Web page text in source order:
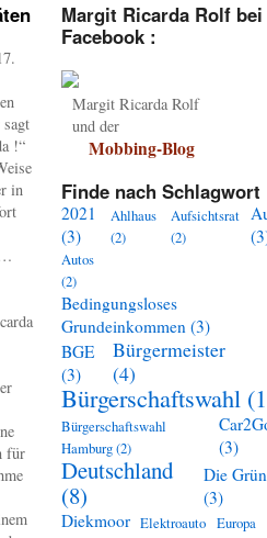
!“
in
für
Margit Ricarda Rolf bei
Facebook :
Margit Ricarda Rolf
und der
Mobbing-Blog
Finde nach Schlagwort
2021
(3)
Ahlhaus
(2)
Aufsichtsrat
(2)
Autos
(2)
Bedingungsloses
Grundeinkommen (3)
BGE
(3)
Bürgermeister
(4)
Bürgerschaftswahl
Bürgerschaftswahl
Hamburg(2)
(3)
Deutschland
(8)
Die
(3)
Diekmoor Elektroauto Europa